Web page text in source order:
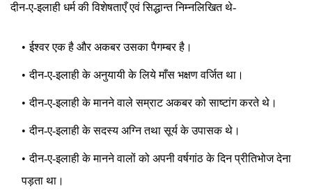
दीन-ए-इलाही धर्म की विशेषताएँ एवं सिद्धान्त निम्नलिखित थे-
ईश्वर एक है और अकबर उसका पैगम्बर है।
दीन-ए-इलाही के अनुयायी के लिये माँस भक्षण वर्जित था।
दीन-ए-इलाही के मानने वाले सम्राट अकबर को साष्टांग करते थे।
दीन-ए-इलाही के सदस्य अग्नि तथा सूर्य के उपासक थे।
दीन-ए-इलाही के मानने वालों को अपनी वर्षगांठ के दिन प्रीतिभोज देना
पड़ता था।